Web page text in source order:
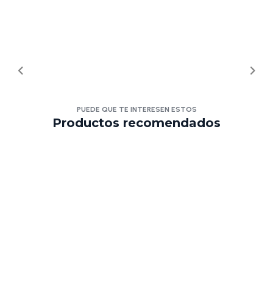
PUEDE QUE TE INTERESEN ESTOS
Productos recomendados